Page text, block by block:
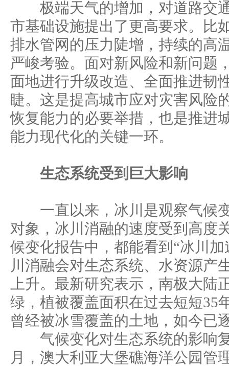
极端天气的增加，对道路交
市基础设施提出了更高要求。比
排水管网的压力陡增，持续的高
严峻考验。面对新风险和新问题
面地进行升级改造、全面推进韧
睫。这是提高城市应对灾害风险
恢复能力的必要举措，也是推进
能力现代化的关键一环。
生态系统受到巨大影响
一直以来，冰川是观察气候
对象，冰川消融的速度受到高度
候变化报告中，都能看到“冰川
川消融会对生态系统、水资源产
上升。最新研究表示，南极大陆
绿，植被覆盖面积在过去短短35
曾经被冰雪覆盖的土地，如今已
气候变化对生态系统的影响
月，澳大利亚大堡礁海洋公园管